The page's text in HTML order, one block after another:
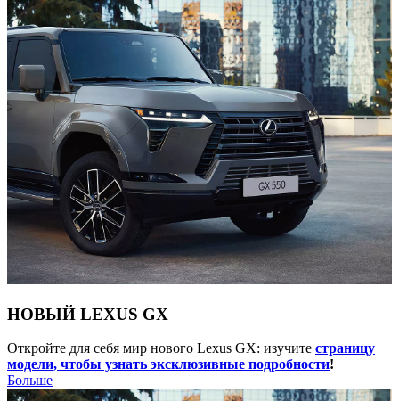
НОВЫЙ LEXUS GX
Откройте для себя мир нового Lexus GX: изучите страницу
модели, чтобы узнать эксклюзивные подробности!
Больше